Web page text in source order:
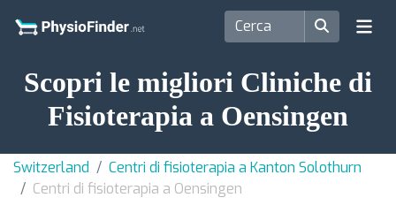
Scopri le migliori Cliniche di
Fisioterapia a Oensingen
Switzerland
Centri di fisioterapia a Kanton Solothurn
Centri di fisioterapia a Oensingen